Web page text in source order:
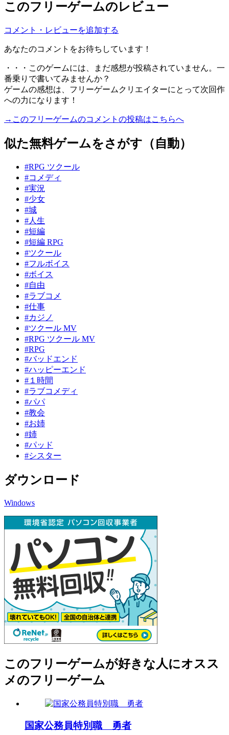
このフリーゲームのレビュー
コメント・レビューを追加する
あなたのコメントをお待ちしています！
・・・このゲームには、まだ感想が投稿されていません。一
番乗りで書いてみませんか？
ゲームの感想は、フリーゲームクリエイターにとって次回作
への力になります！
→このフリーゲームのコメントの投稿はこちらへ
似た無料ゲームをさがす（自動）
#RPG ツクール
#コメディ
#実況
#少女
#城
#人生
#短編
#短編 RPG
#ツクール
#フルボイス
#ボイス
#自由
#ラブコメ
#仕事
#カジノ
#ツクール MV
#RPG ツクール MV
#RPG
#バッドエンド
#ハッピーエンド
#１時間
#ラブコメディ
#パパ
#教会
#お姉
#姉
#パッド
#シスター
ダウンロード
Windows
このフリーゲームが好きな人にオスス
メのフリーゲーム
国家公務員特別職 勇者